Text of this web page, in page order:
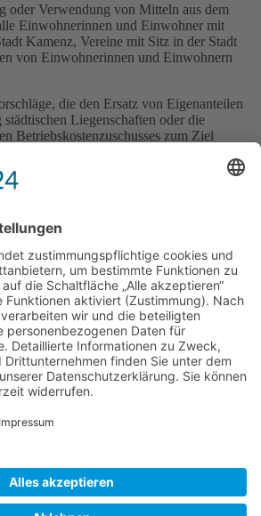
oder Verwendung von Mitteln aus dem
Einwohnerinnen und Einwohner mit
Kamenz, Vereine mit Sitz in der Stadt
von Einwohnerinnen und Einwohnern
die den Ersatz von Eigenanteilen
Liegenschaften oder die
Betriebskostenzuschusses zum Ziel
Dritten) sowie die Einrichtungen,
außerhalb der Stadt Kamenz begünstigen.
Betrag von 200 EUR nicht unter-
der Antragstellung sind unter der
379 120 möglich.
»facebook.com/rathaus.kamenz